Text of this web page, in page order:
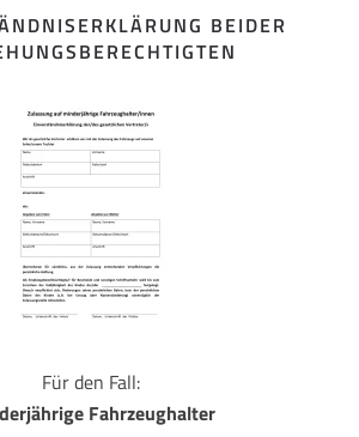
BEIDER
Für den Fall:
Fahrzeughalter